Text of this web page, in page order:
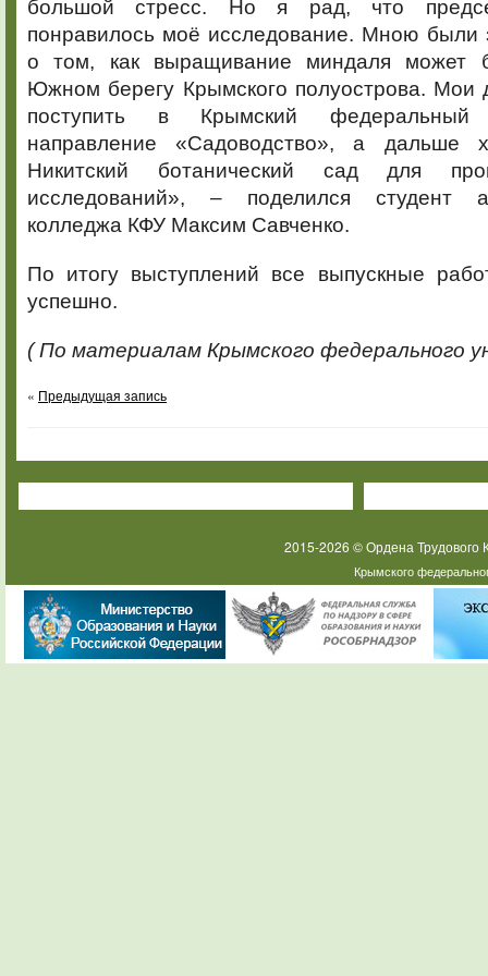
большой стресс. Но я рад, что
понравилось моё исследование. Мною были
о том, как выращивание миндаля может
Южном берегу Крымского полуострова. Мои
поступить в Крымский федеральный
направление «Садоводство», а дальше
Никитский ботанический сад для
исследований», – поделился студент
колледжа КФУ Максим Савченко.
По итогу выступлений все выпускные
успешно.
( По материалам Крымского федерального
« Предыдущая запись
2015-2026 © Ордена
Крымского